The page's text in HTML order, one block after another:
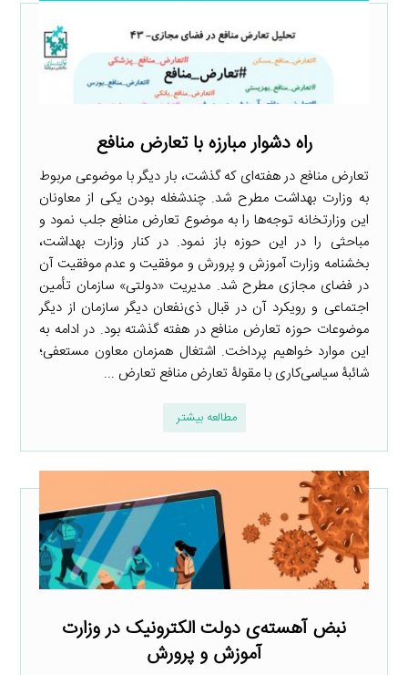
راه دشوار مبارزه با تعارض منافع
تعارض منافع در هفته‌ای که گذشت، بار دیگر با موضوعی مربوط
به وزارت بهداشت مطرح شد. چندشغله بودن یکی از معاونان
این وزارتخانه توجه‌ها را به موضوع تعارض منافع جلب نمود و
مباحثی را در این حوزه باز نمود. در کنار وزارت بهداشت،
بخشنامه وزارت آموزش و پرورش و موفقیت و عدم موفقیت آن
در فضای مجازی مطرح شد. مدیریت «دولتی» سازمان تأمین
اجتماعی و رویکرد آن در قبال ذی‌نفعان دیگر سازمان از دیگر
موضوعات حوزه تعارض منافع در هفته گذشته بود. در ادامه به
این موارد خواهیم پرداخت. اشتغال همزمان معاون مستعفی؛
شائبۀ سیاسی‌کاری با مقولۀ تعارض منافع تعارض ...
مطالعه بیشتر
نبض آهسته‌ی دولت الکترونیک در وزارت
آموزش و پرورش